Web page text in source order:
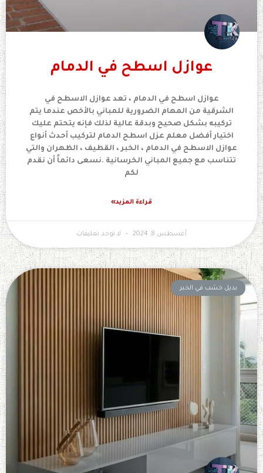
عوازل اسطح في الدمام
عوازل اسطح في الدمام ، تعد عوازل الاسطح في
الشرقية من المهام الضرورية للمباني بالأخص عندما يتم
تركيبه بشكل صحيح وبدقة عالية لذلك فإنه يتحتم عليك
اختيار أفضل معلم عزل اسطح الدمام لتركيب أحدث أنواع
عوازل الاسطح في الدمام ، الخبر ، القطيف ، الظهران والتي
تتناسب مع جميع المباني الخرسانية .نسعى دائماً أن نقدم
لكم
قراءة المزيد»
أغسطس 8, 2024 لا توجد تعليقات
بديل خشب في الخبر